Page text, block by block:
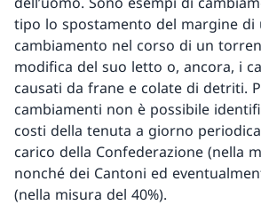
tipo lo spostamento del margine di
cambiamento nel corso di un
modifica del suo letto o, ancora, i
causati da frane e colate di detriti.
cambiamenti non è possibile
costi della tenuta a giorno
carico della Confederazione (nella
nonché dei Cantoni ed
(nella misura del 40%).